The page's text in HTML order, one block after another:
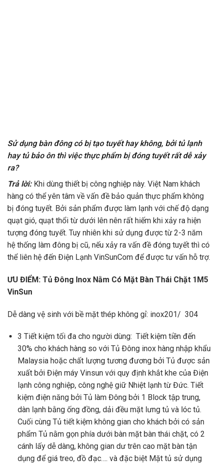
Sử dụng bàn đông có bị tạo tuyết hay không, bởi tủ lạnh
hay tủ bảo ôn thì việc thực phẩm bị đóng tuyết rất dễ xảy
ra?
Trả lời: Khi dùng thiết bị công nghiệp này. Việt Nam khách
hàng có thể yên tâm về vấn đề bảo quản thực phẩm không
bị đóng tuyết. Bởi sản phẩm được làm lạnh với chế độ dạng
quạt gió, quạt thổi từ dưới lên nên rất hiếm khi xảy ra hiện
tượng đóng tuyết. Tuy nhiên khi sử dụng được từ 2-3 năm
hệ thống làm đông bị cũ, nếu xảy ra vấn đề đóng tuyết thì có
thể liên hệ đến Điện Lạnh VinSunCom để được tư vấn hỗ trợ.
ƯU ĐIỂM: Tủ Đông Inox Nằm Có Mặt Bàn Thái Chặt 1M5
VinSun
Dễ dàng vệ sinh với bề mặt thép không gỉ: inox201/ 304
3 Tiết kiệm tối đa cho người dùng: Tiết kiệm tiền đến
30% cho khách hàng so với Tủ Đông inox hàng nhập khẩu
Malaysia hoặc chất lượng tương đương bởi Tủ được sản
xuất bởi Điện máy Vinsun với quy định khắt khe của Điện
lạnh công nghiệp, công nghệ giữ Nhiệt lạnh từ Đức. Tiết
kiệm điện năng bởi Tủ làm Đông bởi 1 Block tập trung,
dàn lạnh bằng ống đồng, dải đều mặt lưng tủ và lóc tủ.
Cuối cùng Tủ tiết kiệm không gian cho khách bởi có sản
phẩm Tủ nằm gọn phía dưới bàn mặt bàn thái chặt, có 2
cánh lấy dễ dàng, không gian dư trên cao mặt bàn tận
dụng để giá treo, đồ đạc…. và đặc biệt Mặt tủ sử dụng